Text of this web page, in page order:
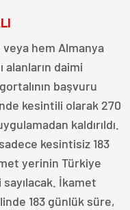
veya hem Almanya
alanların daimi
başvuru
kesintili olarak 270
kaldırıldı.
kesintisiz 183
yerinin Türkiye
İkamet
183 günlük süre,